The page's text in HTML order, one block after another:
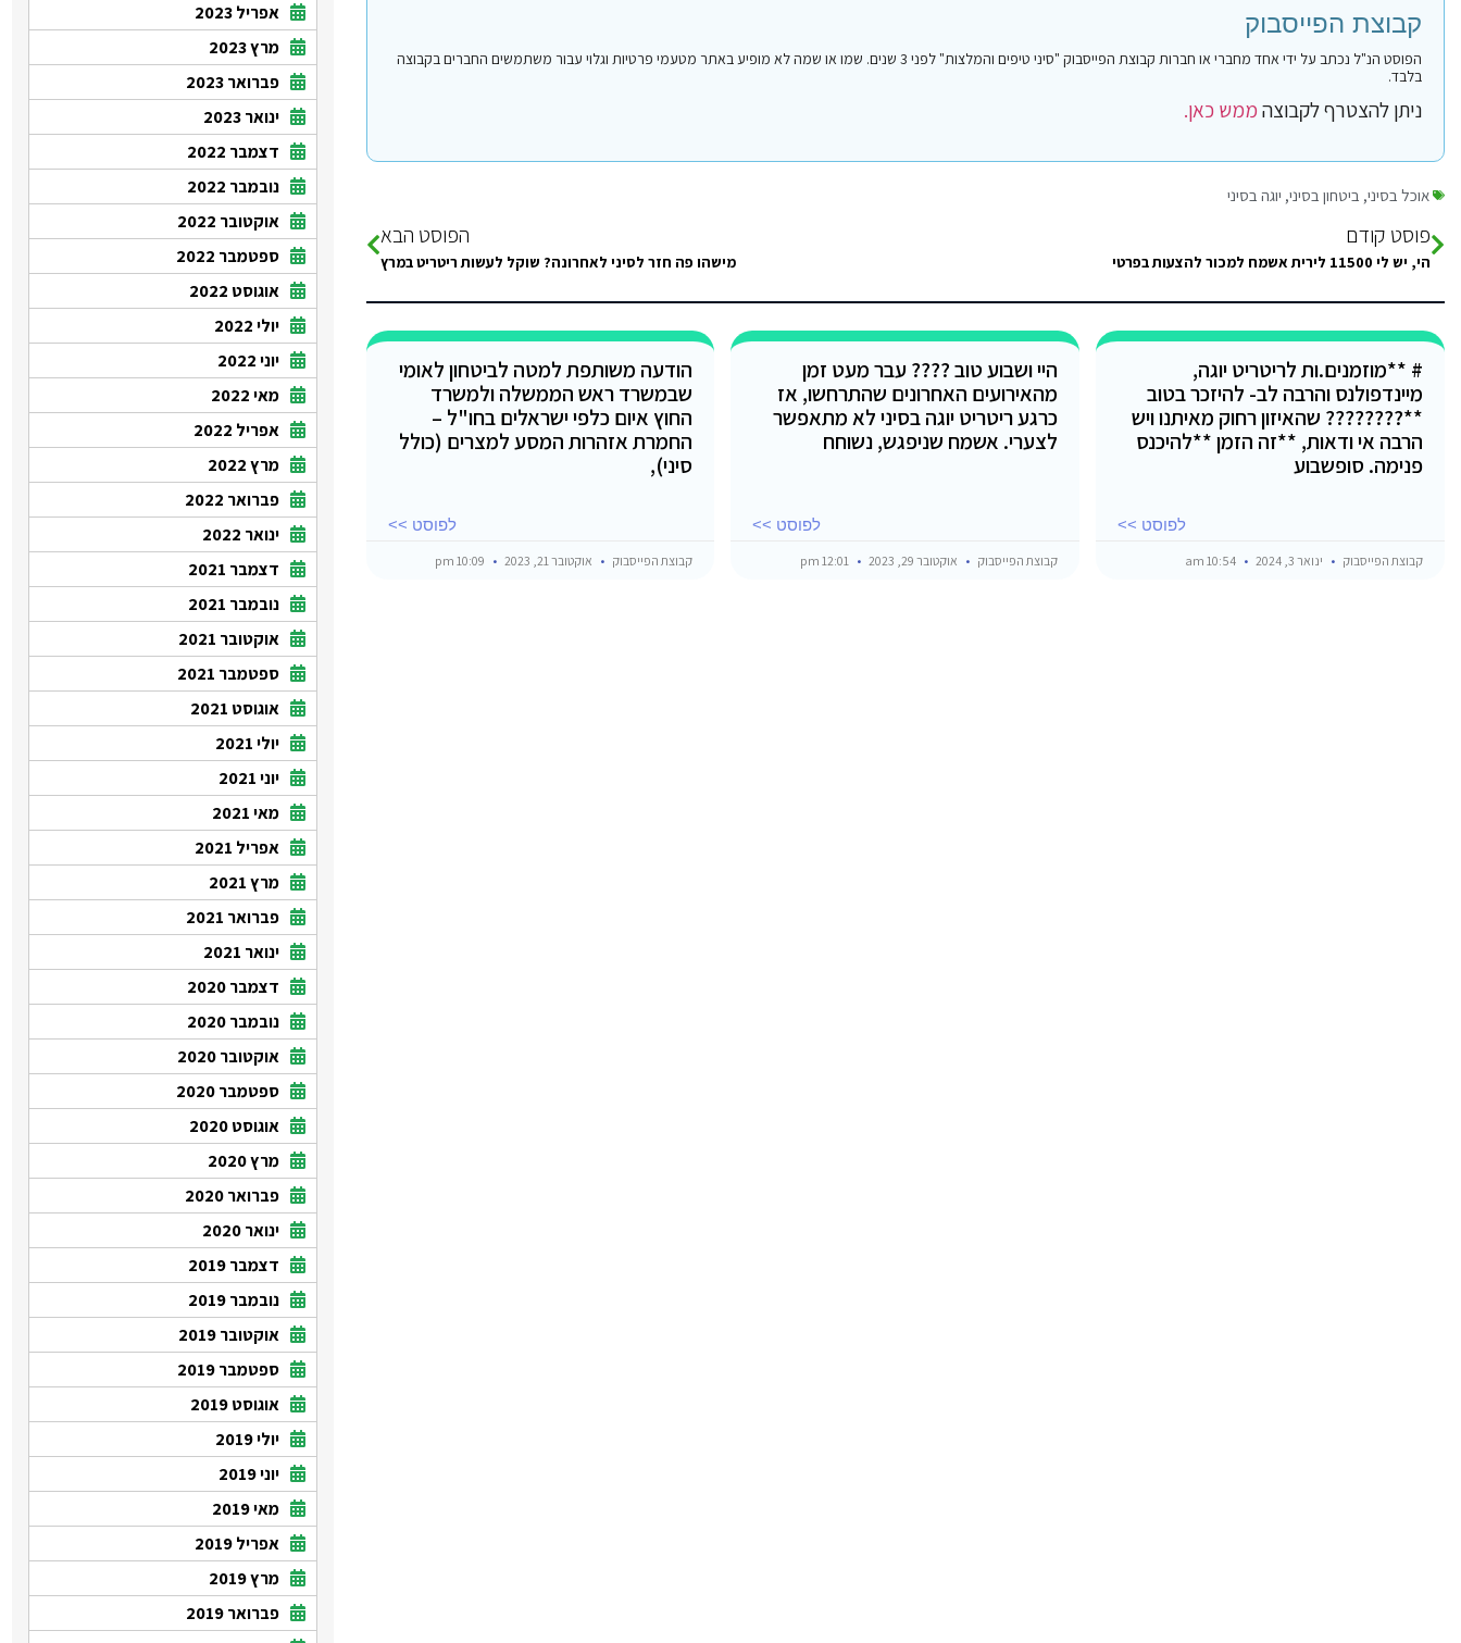
קבוצת הפייסבוק
הפוסט הנ"ל נכתב על ידי אחד מחברי או חברות קבוצת הפייסבוק "סיני טיפים והמלצות" לפני 3 שנים. שמו או שמה לא מופיע באתר מטעמי פרטיות וגלוי עבור משתמשים החברים בקבוצה
בלבד.
ניתן להצטרף לקבוצהממש כאן.
אוכל בסיני, ביטחון בסיני, יוגה בסיני
פוסט קודם
הי, יש לי 11500 לירית אשמח למכור להצעות בפרטי
הפוסט הבא
מישהו פה חזר לסיני לאחרונה? שוקל לעשות ריטריט במרץ
# **מוזמנים.ות לריטריט יוגה,
מיינדפולנס והרבה לב- להיזכר בטוב
**???????? שהאיזון רחוק מאיתנו ויש
הרבה אי ודאות, **זה הזמן **להיכנס
פנימה. סופשבוע
לפוסט >>
קבוצת הפייסבוק ינואר 3, 2024
היי ושבוע טוב ???? עבר מעט זמן
מהאירועים האחרונים שהתרחשו, אז
כרגע ריטריט יוגה בסיני לא מתאפשר
לצערי. אשמח שניפגש, נשוחח
לפוסט >>
קבוצת הפייסבוק אוקטובר 29, 2023
הודעה משותפת למטה לביטחון לאומי
שבמשרד ראש הממשלה ולמשרד
החוץ איום כלפי ישראלים בחו"ל –
החמרת אזהרות המסע למצרים (כולל
סיני),
לפוסט >>
קבוצת הפייסבוק אוקטובר 21, 2023
אפריל 2023
מרץ 2023
פברואר 2023
ינואר 2023
דצמבר 2022
נובמבר 2022
אוקטובר 2022
ספטמבר 2022
אוגוסט 2022
יולי 2022
יוני 2022
מאי 2022
אפריל 2022
מרץ 2022
פברואר 2022
ינואר 2022
דצמבר 2021
נובמבר 2021
אוקטובר 2021
ספטמבר 2021
אוגוסט 2021
יולי 2021
יוני 2021
מאי 2021
אפריל 2021
מרץ 2021
פברואר 2021
ינואר 2021
דצמבר 2020
נובמבר 2020
אוקטובר 2020
ספטמבר 2020
אוגוסט 2020
מרץ 2020
פברואר 2020
ינואר 2020
דצמבר 2019
נובמבר 2019
אוקטובר 2019
ספטמבר 2019
אוגוסט 2019
יולי 2019
יוני 2019
מאי 2019
אפריל 2019
מרץ 2019
פברואר 2019